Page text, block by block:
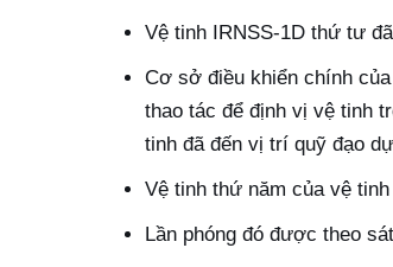
Vệ tinh IRNSS-1D thứ tư
Cơ sở điều khiển chính
thao tác để định vị vệ tinh
tinh đã đến vị trí quỹ đạo
Vệ tinh thứ năm của vệ
Lần phóng đó được theo